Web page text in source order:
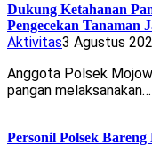
Dukung Ketahanan
Pengecekan Tanaman
Aktivitas3 Agustus
Anggota Polsek
pangan melaksanakan…
Personil Polsek